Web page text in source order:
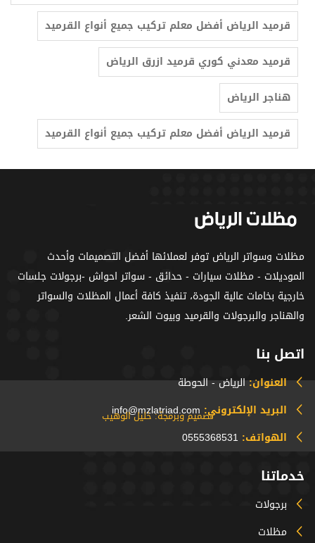
قرميد معدني كوري قرميد ازرق الرياض
هناجر الرياض
مظلات وسواتر الرياض توفر لعملائها أفضل التصميمات وأحدث
الموديلات - مظلات سيارات - حدائق - سواتر احواش -برجولات جلسات
خارجية بخامات عالية الجودة، تنفيذ كافة أعمال المظلات والسواتر
والهناجر والبرجولات والقرميد وبيوت الشعر.
اتصل بنا
العنوان:الرياض - الحوطة
البريد الإلكتروني:info@mzlatriad.com
الهواتف: 0555368531
خدماتنا
برجولات
مظلات
تصميم وبرمجة: خليل الوهيب